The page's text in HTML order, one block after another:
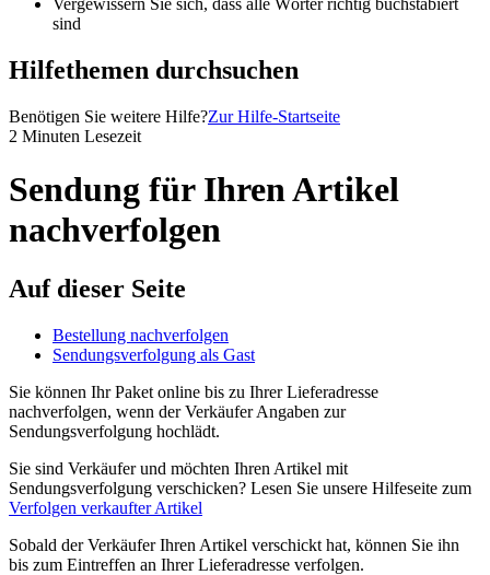
Vergewissern Sie sich, dass alle Wörter richtig buchstabiert
sind
Hilfethemen durchsuchen
Benötigen Sie weitere Hilfe?Zur Hilfe-Startseite
2 Minuten Lesezeit
Sendung für Ihren Artikel
nachverfolgen
Auf dieser Seite
Bestellung nachverfolgen
Sendungsverfolgung als Gast
Sie können Ihr Paket online bis zu Ihrer Lieferadresse
nachverfolgen, wenn der Verkäufer Angaben zur
Sendungsverfolgung hochlädt.
Sie sind Verkäufer und möchten Ihren Artikel mit
Sendungsverfolgung verschicken? Lesen Sie unsere Hilfeseite zum
Verfolgen verkaufter Artikel
Sobald der Verkäufer Ihren Artikel verschickt hat, können Sie ihn
bis zum Eintreffen an Ihrer Lieferadresse verfolgen.